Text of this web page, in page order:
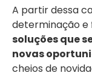
A partir dessa
determinação e
soluções que
novas
cheios de